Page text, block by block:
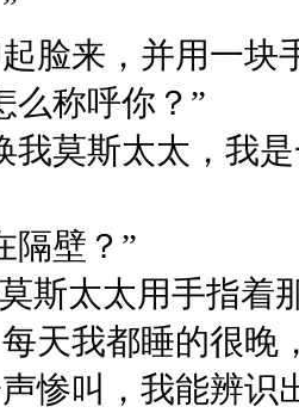
来，并用一块
称呼你？”
莫斯太太，我是
壁？”
太太用手指着
天我都睡的很晚
惨叫，我能辨识